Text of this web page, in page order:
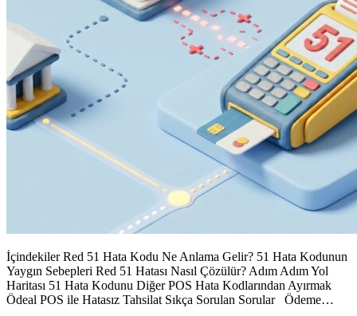
İçindekiler Red 51 Hata Kodu Ne Anlama Gelir? 51 Hata Kodunun
Yaygın Sebepleri Red 51 Hatası Nasıl Çözülür? Adım Adım Yol
Haritası 51 Hata Kodunu Diğer POS Hata Kodlarından Ayırmak
Ödeal POS ile Hatasız Tahsilat Sıkça Sorulan Sorular Ödeme…